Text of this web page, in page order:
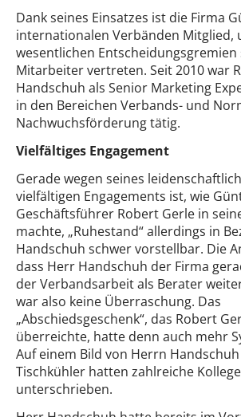
Dank seines Einsatzes ist die Firma
internationalen Verbänden Mitglied,
wesentlichen
Mitarbeiter vertreten. Seit 2010 war
Handschuh als Senior Marketing
in den Bereichen Verbands- und
Nachwuchsförderung tätig.
Vielfältiges Engagement
Gerade wegen seines
vielfältigen Engagements ist, wie
Geschäftsführer Robert Gerle in
machte, „Ruhestand“ allerdings in
Handschuh schwer vorstellbar. Die
dass Herr Handschuh der Firma
der Verbandsarbeit als Berater
war also keine Überraschung. Das
„Abschiedsgeschenk“, das Robert
überreichte, hatte denn auch mehr
Auf einem Bild von Herrn
Tischkühler hatten zahlreiche
unterschrieben.